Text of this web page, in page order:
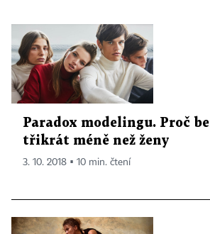
Paradox modelingu. Proč
třikrát méně než ženy
3. 10. 2018 ▪ 10 min. čtení